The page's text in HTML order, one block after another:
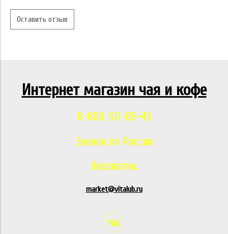
Оставить отзыв
Интернет магазин чая и кофе
8-800-511-85-45
Звонок по России
бесплатно.
market@vitalub.ru